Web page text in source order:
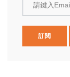
請鍵入
訂閱